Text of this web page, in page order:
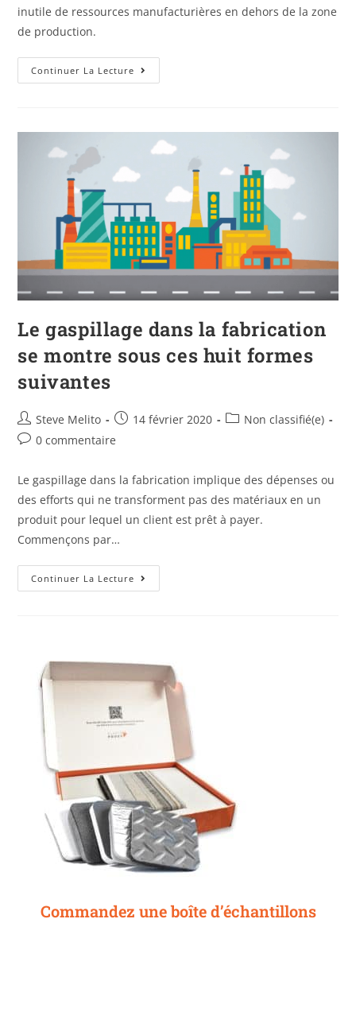
inutile de ressources manufacturières en dehors de la zone
de production.
Continuer La Lecture
Le gaspillage dans la fabrication
se montre sous ces huit formes
suivantes
Steve Melito 14 février 2020
Non classifié(e)
0 commentaire
Le gaspillage dans la fabrication implique des dépenses ou
des efforts qui ne transforment pas des matériaux en un
produit pour lequel un client est prêt à payer.
Commençons par…
Continuer La Lecture
Commandez une boîte d’échantillons